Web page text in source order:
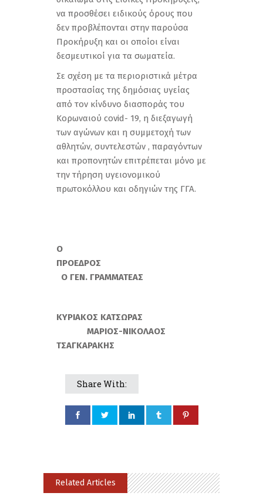
να προσθέσει ειδικούς όρους που
δεν προβλέπονται στην παρούσα
Προκήρυξη και οι οποίοι είναι
δεσμευτικοί για τα σωματεία.
Σε σχέση με τα περιοριστικά μέτρα
προστασίας της δημόσιας υγείας
από τον κίνδυνο διασποράς του
Κορωναιού covid- 19, η διεξαγωγή
των αγώνων και η συμμετοχή των
αθλητών, συντελεστών , παραγόντων
και προπονητών επιτρέπεται μόνο με
την τήρηση υγειονομικού
πρωτοκόλλου και οδηγιών της ΓΓΑ.
Ο
ΠΡΟΕΔΡΟΣ
Ο ΓΕΝ. ΓΡΑΜΜΑΤΕΑΣ
ΚΥΡΙΑΚΟΣ ΚΑΤΣΩΡΑΣ
ΜΑΡΙΟΣ-ΝΙΚΟΛΑΟΣ
ΤΣΑΓΚΑΡΑΚΗΣ
Share With:
Related Articles